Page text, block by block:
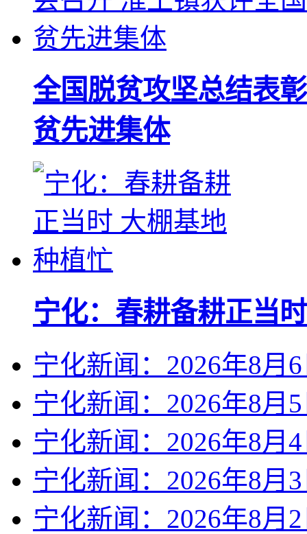
全国脱贫攻坚总结表
贫先进集体
宁化：春耕备耕正当
宁化新闻：2026年8月
宁化新闻：2026年8月
宁化新闻：2026年8月
宁化新闻：2026年8月
宁化新闻：2026年8月